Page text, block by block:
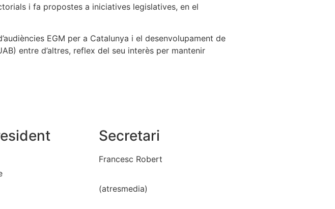
i fa propostes a iniciatives legislatives, en el
EGM per a Catalunya i el desenvolupament de
entre d’altres, reflex del seu interès per mantenir
Secretari
Francesc Robert
(atresmedia)